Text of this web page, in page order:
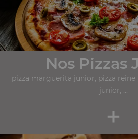
Nos Pizzas
pizza marguerita junior, pizza reine
junior, ...
+